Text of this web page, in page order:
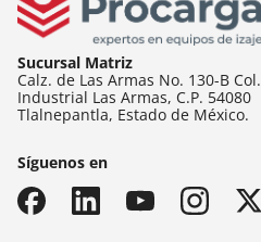
Sucursal Matriz
Calz. de Las Armas No. 130-B Col.
Industrial Las Armas, C.P. 54080
Tlalnepantla, Estado de México.
Síguenos en